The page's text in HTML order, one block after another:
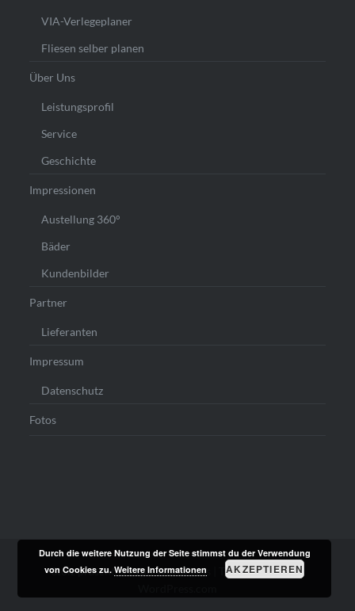
VIA-Verlegeplaner
Fliesen selber planen
Über Uns
Leistungsprofil
Service
Geschichte
Impressionen
Austellung 360°
Bäder
Kundenbilder
Partner
Lieferanten
Impressum
Datenschutz
Fotos
Stolz präsentiert von WordPress
Theme: Dyad von
Durch die weitere Nutzung der Seite stimmst du der Verwendung
von Cookies zu.Weitere Informationen AKZEPTIEREN